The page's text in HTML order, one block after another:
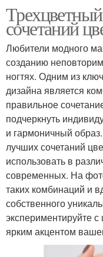
сочетаний
Любители модного
созданию
ногтях. Одним из
дизайна является
правильное
подчеркнуть
и гармоничный
лучших сочетаний
использовать в
современных. На
таких комбинаций и
собственного
экспериментируйте
ярким акцентом